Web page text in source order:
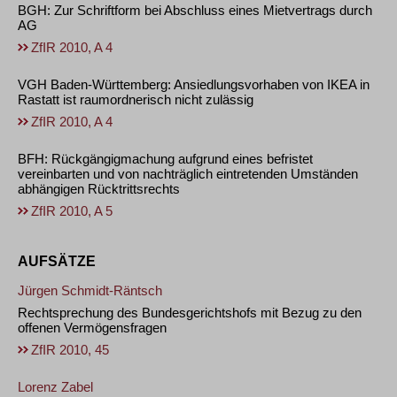
BGH: Zur Schriftform bei Abschluss eines Mietvertrags durch
AG
ZfIR 2010, A 4
VGH Baden-Württemberg: Ansiedlungsvorhaben von IKEA in
Rastatt ist raumordnerisch nicht zulässig
ZfIR 2010, A 4
BFH: Rückgängigmachung aufgrund eines befristet
vereinbarten und von nachträglich eintretenden Umständen
abhängigen Rücktrittsrechts
ZfIR 2010, A 5
AUFSÄTZE
Jürgen Schmidt-Räntsch
Rechtsprechung des Bundesgerichtshofs mit Bezug zu den
offenen Vermögensfragen
ZfIR 2010, 45
Lorenz Zabel